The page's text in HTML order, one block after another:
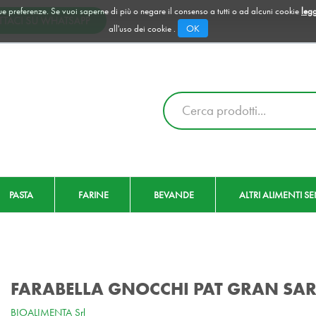
Se vuoi saperne di più o negare il consenso a tutti o ad alcuni cookie
all'uso dei cookie .
OK
Cerca
Prodotto
PASTA FARINE BEVANDE ALTRI ALIMENTI
FARABELLA GNOCCHI PAT GRAN SAR
BIOALIMENTA Srl